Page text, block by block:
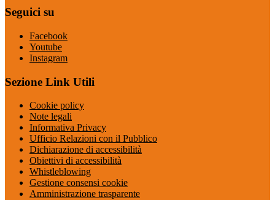
Seguici su
Facebook
Youtube
Instagram
Sezione Link Utili
Cookie policy
Note legali
Informativa Privacy
Ufficio Relazioni con il Pubblico
Dichiarazione di accessibilità
Obiettivi di accessibilità
Whistleblowing
Gestione consensi cookie
Amministrazione trasparente